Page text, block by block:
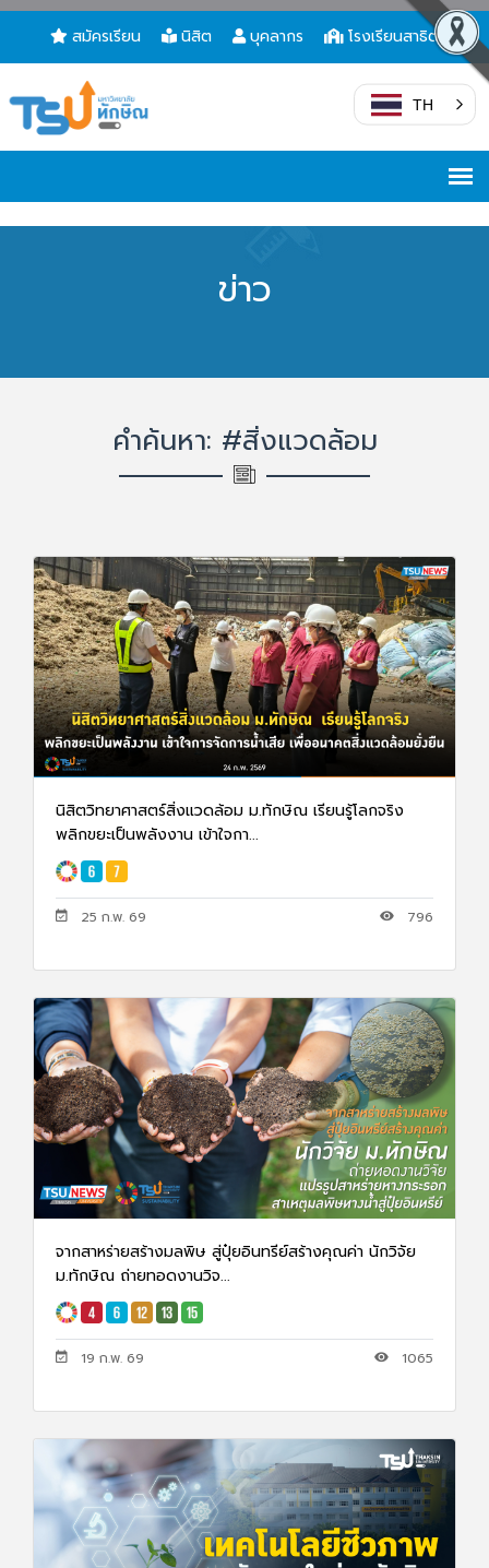
สมัครเรียน นิสิต บุคลากร โรงเรียนสาธิต
TH
ข่าว
คำค้นหา: #สิ่งแวดล้อม
นิสิตวิทยาศาสตร์สิ่งแวดล้อม ม.ทักษิณ เรียนรู้โลกจริง
พลิกขยะเป็นพลังงาน เข้าใจกา...
25 ก.พ. 69 796
จากสาหร่ายสร้างมลพิษ สู่ปุ๋ยอินทรีย์สร้างคุณค่า นักวิจัย
ม.ทักษิณ ถ่ายทอดงานวิจ...
19 ก.พ. 69 1065